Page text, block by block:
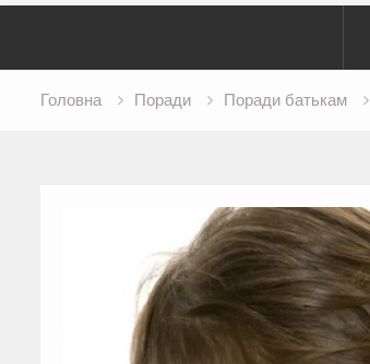
Головна Поради Поради батькам